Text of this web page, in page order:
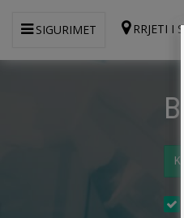
SIGURIMET RRJETI I